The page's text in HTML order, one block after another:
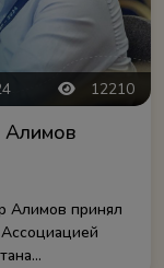
12210
Алимов
Алимов принял